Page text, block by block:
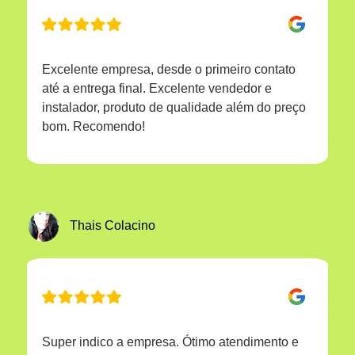
Excelente empresa, desde o primeiro contato
até a entrega final. Excelente vendedor e
instalador, produto de qualidade além do preço
bom. Recomendo!
Thais Colacino
Super indico a empresa. Ótimo atendimento e